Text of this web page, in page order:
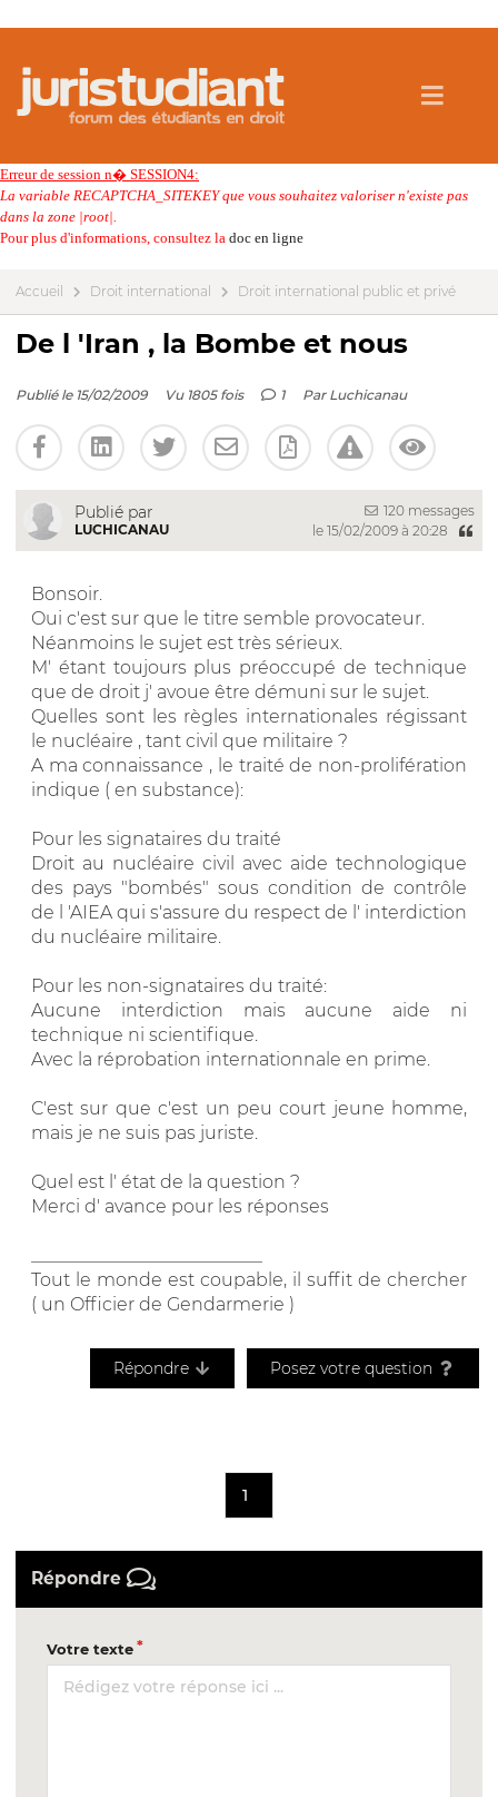
Erreur de session n� SESSION4:
La variable RECAPTCHA_SITEKEY que vous souhaitez valoriser n'existe pas
dans la zone |root|.
Pour plus d'informations, consultez la doc en ligne
Accueil Droit international Droit international public et privé
De l 'Iran , la Bombe et nous
Publié le 15/02/2009 Vu 1805 fois 1 Par Luchicanau
Publié par
LUCHICANAU
120 messages
le 15/02/2009 à 20:28
Bonsoir.
Oui c'est sur que le titre semble provocateur.
Néanmoins le sujet est très sérieux.
M' étant toujours plus préoccupé de technique
que de droit j' avoue être démuni sur le sujet.
Quelles sont les règles internationales régissant
le nucléaire , tant civil que militaire ?
A ma connaissance , le traité de non-prolifération
indique ( en substance):
Pour les signataires du traité
Droit au nucléaire civil avec aide technologique
des pays "bombés" sous condition de contrôle
de l 'AIEA qui s'assure du respect de l' interdiction
du nucléaire militaire.
Pour les non-signataires du traité:
Aucune interdiction mais aucune aide ni
technique ni scientifique.
Avec la réprobation internationnale en prime.
C'est sur que c'est un peu court jeune homme,
mais je ne suis pas juriste.
Quel est l' état de la question ?
Merci d' avance pour les réponses
Tout le monde est coupable, il suffit de chercher
( un Officier de Gendarmerie )
Répondre Posez votre question
1
Répondre
Votre texte